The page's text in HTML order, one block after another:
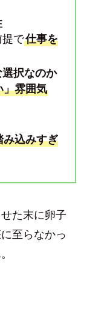
で仕事を
択なのか
」雰囲気
み込みすぎ
た末に卵子
至らなかっ